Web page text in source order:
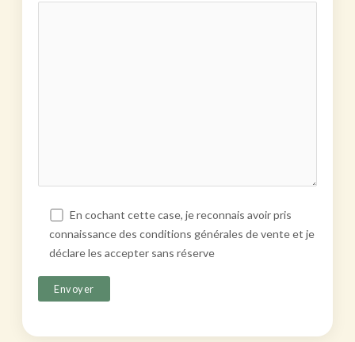
En cochant cette case, je reconnais avoir pris
connaissance des conditions générales de vente et je
déclare les accepter sans réserve